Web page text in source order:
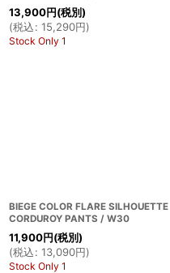
13,900円(税別)
(税込: 15,290円)
Stock Only 1
BIEGE COLOR FLARE SILHOUETTE
CORDUROY PANTS / W30
11,900円(税別)
(税込: 13,090円)
Stock Only 1